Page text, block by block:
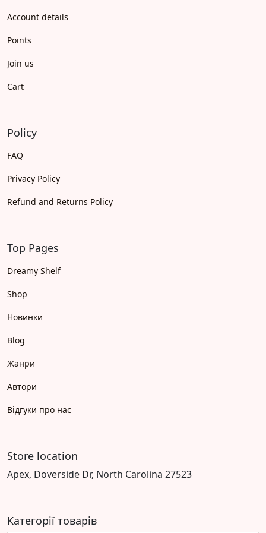
Account details
Points
Join us
Cart
Policy
FAQ
Privacy Policy
Refund and Returns Policy
Top Pages
Dreamy Shelf
Shop
Новинки
Blog
Жанри
Автори
Відгуки про нас
Store location
Apex, Doverside Dr, North Carolina 27523
Категорії товарів